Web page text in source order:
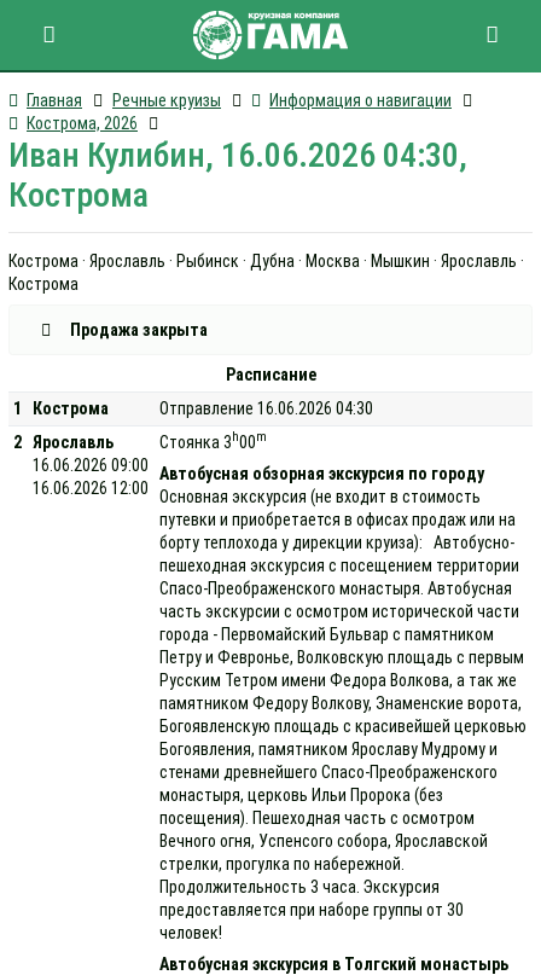
Главная Речные круизы
Информация о навигации
Кострома, 2026
Иван Кулибин, 16.06.2026 04:30,
Кострома
Кострома · Ярославль · Рыбинск · Дубна · Москва · Мышкин · Ярославль ·
Кострома
Продажа закрыта
Расписание
1
Кострома
Отправление 16.06.2026 04:30
2
Ярославль
16.06.2026 09:00
16.06.2026 12:00
Стоянка 3 h00m
Автобусная обзорная экскурсия по городу
Основная экскурсия (не входит в стоимость
путевки и приобретается в офисах продаж или на
борту теплохода у дирекции круиза): Автобусно-
пешеходная экскурсия с посещением территории
Спасо-Преображенского монастыря. Автобусная
часть экскурсии с осмотром исторической части
города - Первомайский Бульвар с памятником
Петру и Февронье, Волковскую площадь с первым
Русским Тетром имени Федора Волкова, а так же
памятником Федору Волкову, Знаменские ворота,
Богоявленскую площадь с красивейшей церковью
Богоявления, памятником Ярославу Мудрому и
стенами древнейшего Спасо-Преображенского
монастыря, церковь Ильи Пророка (без
посещения). Пешеходная часть с осмотром
Вечного огня, Успенсого собора, Ярославской
стрелки, прогулка по набережной.
Продолжительность 3 часа. Экскурсия
предоставляется при наборе группы от 30
человек!
Автобусная экскурсия в Толгский монастырь